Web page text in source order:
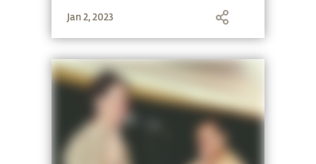
explique-t-il, est de laisser de côté les
Jan 2, 2023